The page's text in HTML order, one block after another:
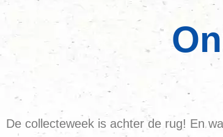
De collecteweek is achter de rug! En